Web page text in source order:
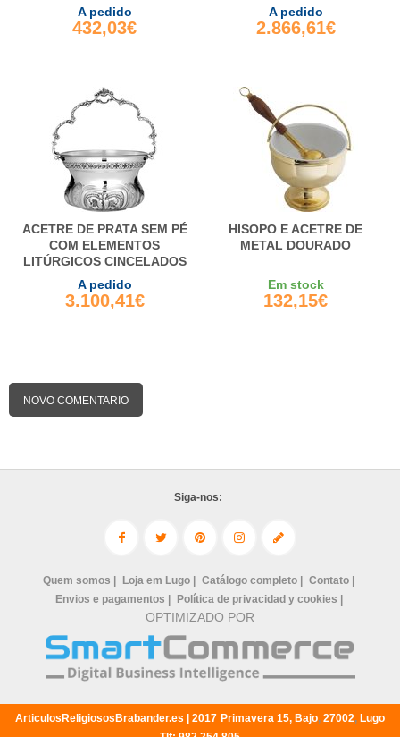
A pedido
432,03€
A pedido
2.866,61€
ACETRE DE PRATA SEM PÉ
COM ELEMENTOS
LITÚRGICOS CINCELADOS
A pedido
3.100,41€
HISOPO E ACETRE DE
METAL DOURADO
Em stock
132,15€
NOVO COMENTARIO
Siga-nos:
Quem somos | Loja em Lugo | Catálogo completo |
Contato |
Envios e pagamentos |
Política de privacidad y cookies |
OPTIMIZADO POR
ArticulosReligiososBrabander.es | 2017 Primavera 15, Bajo, 27002, Lugo